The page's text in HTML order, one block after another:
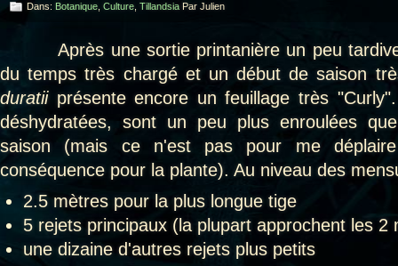
Dans: Botanique Culture Tillandsia Par Julien
Après une sortie printanière un peu tardive
du temps très chargé et un début de saison
duratiiprésente encore un feuillage très
déshydratées, sont un peu plus enroulées
saison (mais ce n'est pas pour me
conséquence pour la plante). Au niveau des
2.5 mètres pour la plus longue tige
5 rejets principaux (la plupart approchent les 2
une dizaine d'autres rejets plus petits